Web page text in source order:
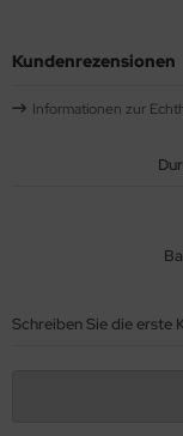
Kundenrezensionen
Informationen zur
Schreiben Sie die erste